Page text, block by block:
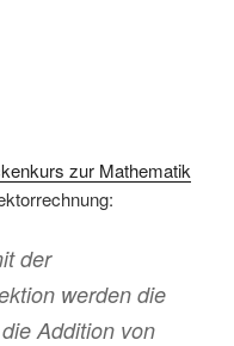
zur Mathematik
der
werden die
Addition von